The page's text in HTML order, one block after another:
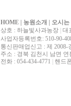
HOME 농원소개 오시는
상호 : 하늘빛사과농장 대
사업자등록번호: 510-90-
통신판매업신고 : 제 2008-
주소 : 경북 김천시 남면 연
전화 : 054-434-4771
핸드